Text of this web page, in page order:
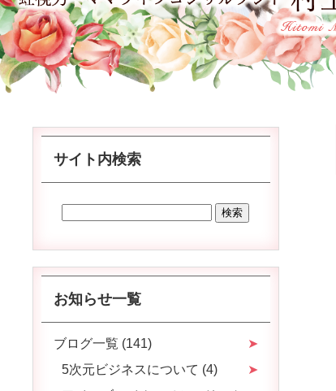
サイト内検索
お知らせ一覧
ブログ一覧 (141)
5次元ビジネスについて (4)